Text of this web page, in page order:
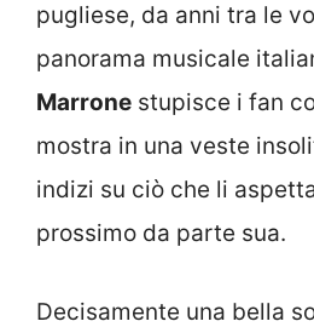
pugliese, da anni tra le
panorama musicale
Marrone stupisce i fan
mostra in una veste
indizi su ciò che li
prossimo da parte sua.
Decisamente una bella